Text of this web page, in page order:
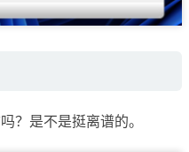
？是不是挺离谱的。